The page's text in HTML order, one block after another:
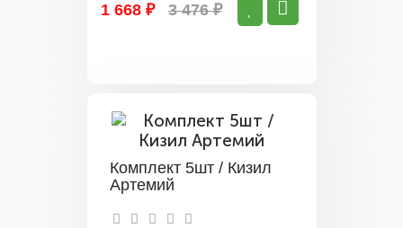
1 668 ₽ 3 476 ₽
Комплект 5шт / Кизил
Артемий